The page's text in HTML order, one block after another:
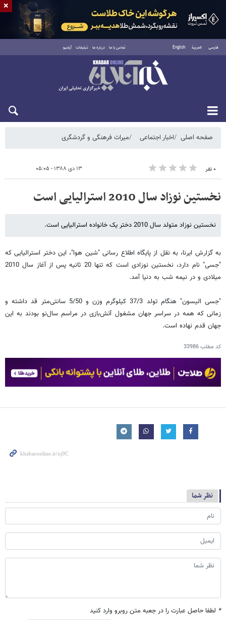
فارسی العربية English تماس با ما درباره ما تبلیغات آرشیو
جمعه ۱۶ مرداد ۱۴۰۵
صفحه اصلی اخبار اجتماعی میراث فرهنگی و گردشگری
۰ نفر ۱۳ دی ۱۳۸۸ - ۰۵:۰۵
نخستین نوزاد سال 2010 استرالیایی است
نخستین نوزاد متولد سال 2010 دختر یک خانواده استرالیایی است.
به گزارش ایرنا، به نقل از پایگاه اطلاع رسانی "شین هوا"، این دختر استرالیایی که
"جسی" نام دارد، نخستین نوزادی است که تنها 20 ثانیه پس از آغاز سال 2010
میلادی و در نیمه شب به دنیا آمد.
"جسی الیسون"‌ هنگام تولد 37/3 کیلوگرم وزن و 5/50 سانتی‌متر قد داشته و
زمانی که همه در سراسر جهان مشغول آتش‌بازی در مراسم سال‌نو بودند به این
جهان قدم نهاده است.
کد مطلب33986
نظر شما
* لطفا حاصل عبارت را در جعبه متن روبرو وارد کنید
×